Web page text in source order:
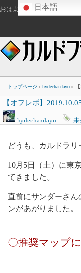
おはようございます
トップページ » hydechandayo »
【オフレポ】
hydechandayo 未
どうも、カルドラリ
10月5日（土）に東
てきました。
直前にサンダーさん
ンがあがりました。
〇推奨マップ
日本語